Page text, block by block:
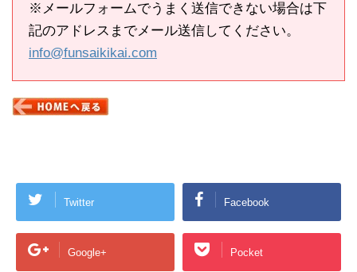
※メールフォームでうまく送信できない場合は下
記のアドレスまでメール送信してください。
info@funsaikikai.com
Twitter Facebook
Google+ Pocket